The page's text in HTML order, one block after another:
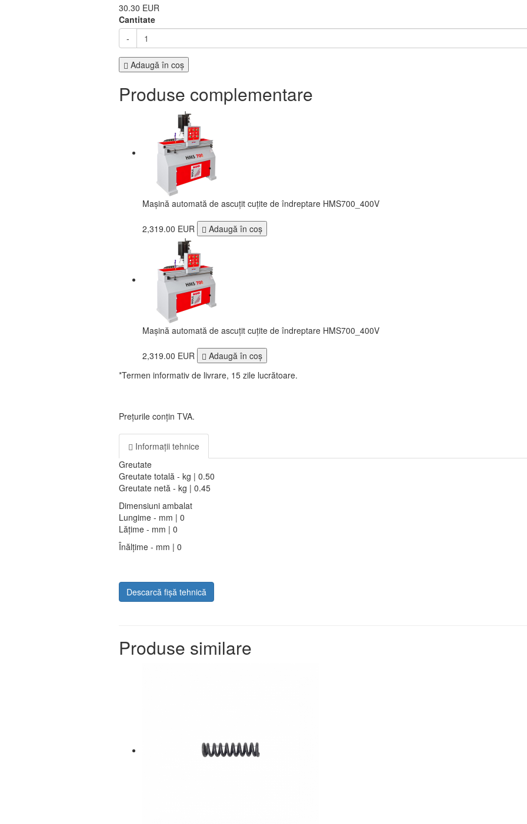
30.30 EUR
Cantitate
-
Adaugă în coş
Produse complementare
Mașină automată de ascuțit cuțite de îndreptare HMS700_400V
2,319.00 EUR Adaugă în coş
Mașină automată de ascuțit cuțite de îndreptare HMS700_400V
2,319.00 EUR
Adaugă în coş
*Termen informativ de livrare, 15 zile lucrătoare.
Prețurile conțin TVA.
Informații tehnice
Greutate
Greutate totală - kg | 0.50
Greutate netă - kg | 0.45
Dimensiuni ambalat
Lungime - mm | 0
Lățime - mm | 0
Înălțime - mm | 0
Descarcă fișă tehnică
Produse similare